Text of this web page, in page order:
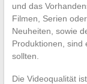
und das
Filmen, Serien
Neuheiten, sowie
Produktionen, sind
sollten.
Die Videoqualität